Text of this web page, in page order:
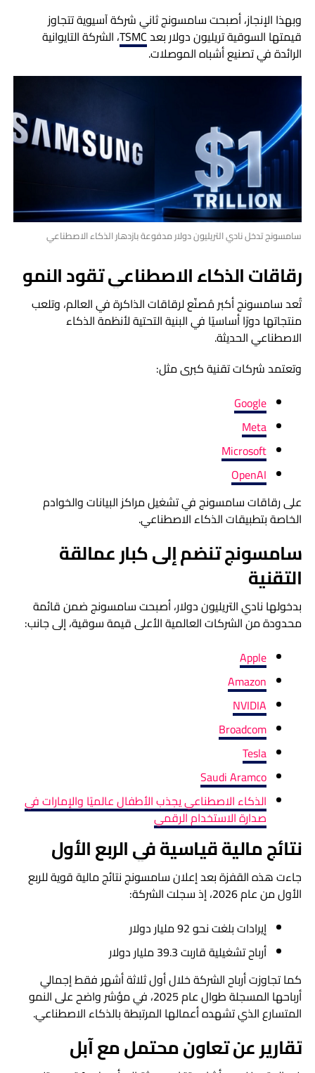
وبهذا الإنجاز، أصبحت سامسونج ثاني شركة آسيوية تتجاوز
قيمتها السوقية تريليون دولار بعدTSMC، الشركة التايوانية
الرائدة في تصنيع أشباه الموصلات.
سامسونج تدخل نادي التريليون دولار مدفوعة بازدهار الذكاء الاصطناعي
رقاقات الذكاء الاصطناعي تقود النمو
تُعد سامسونج أكبر مُصنّع لرقاقات الذاكرة في العالم، وتلعب
منتجاتها دورًا أساسيًا في البنية التحتية لأنظمة الذكاء
الاصطناعي الحديثة.
وتعتمد شركات تقنية كبرى مثل:
Google
Meta
Microsoft
OpenAI
على رقاقات سامسونج في تشغيل مراكز البيانات والخوادم
الخاصة بتطبيقات الذكاء الاصطناعي.
سامسونج تنضم إلى كبار عمالقة
التقنية
بدخولها نادي التريليون دولار، أصبحت سامسونج ضمن قائمة
محدودة من الشركات العالمية الأعلى قيمة سوقية، إلى جانب:
Apple
Amazon
NVIDIA
Broadcom
Tesla
Saudi Aramco
الذكاء الاصطناعي يجذب الأطفال عالميًا والإمارات في
صدارة الاستخدام الرقمي
نتائج مالية قياسية في الربع الأول
جاءت هذه القفزة بعد إعلان سامسونج نتائج مالية قوية للربع
الأول من عام 2026، إذ سجلت الشركة:
إيرادات بلغت نحو 92 مليار دولار
أرباح تشغيلية قاربت 39.3 مليار دولار
كما تجاوزت أرباح الشركة خلال أول ثلاثة أشهر فقط إجمالي
أرباحها المسجلة طوال عام 2025، في مؤشر واضح على النمو
المتسارع الذي تشهده أعمالها المرتبطة بالذكاء الاصطناعي.
تقارير عن تعاون محتمل مع آبل